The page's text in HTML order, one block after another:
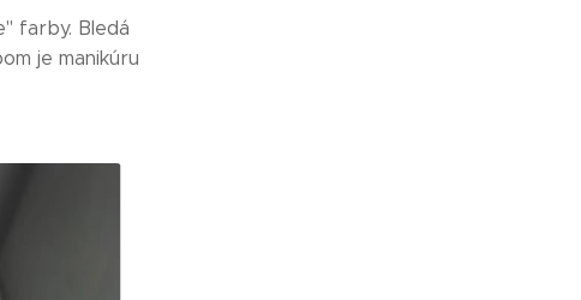
farby. Bledá
je manikúru